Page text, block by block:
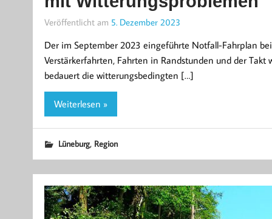
Veröffentlicht am 5. Dezember 2023
Der im September 2023 eingeführte Notfall-Fahrplan
Verstärkerfahrten, Fahrten in Randstunden und der
bedauert die witterungsbedingten […]
Weiterlesen »
Lüneburg, Region